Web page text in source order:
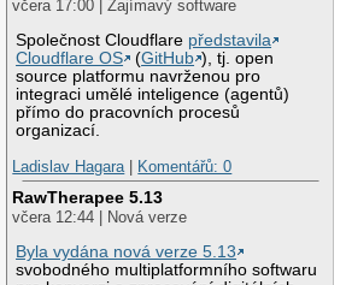
včera 17:00 | Zajímavý software
Společnost Cloudflare představila
Cloudflare OS
(GitHub ), tj. open
source platformu navrženou pro
integraci umělé inteligence (agentů)
přímo do pracovních procesů
organizací.
Ladislav Hagara
Komentářů: 0
RawTherapee 5.13
včera 12:44 | Nová verze
Byla vydána nová verze 5.13
svobodného multiplatformního softwaru